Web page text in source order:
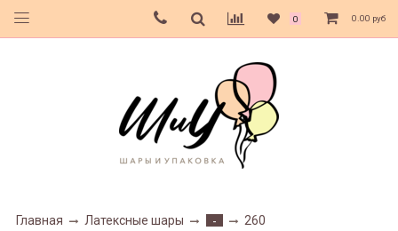
0 0.00 руб
Главная Латексные шары - 260